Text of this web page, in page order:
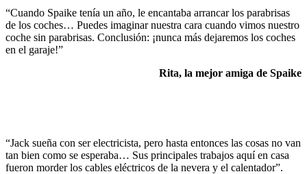
“Cuando Spaike tenía un año, le encantaba arrancar los parabrisas
de los coches… Puedes imaginar nuestra cara cuando vimos nuestro
coche sin parabrisas. Conclusión: ¡nunca más dejaremos los coches
en el garaje!”
Rita, la mejor amiga de Spaike
“Jack sueña con ser electricista, pero hasta entonces las cosas no van
tan bien como se esperaba… Sus principales trabajos aquí en casa
fueron morder los cables eléctricos de la nevera y el calentador”.